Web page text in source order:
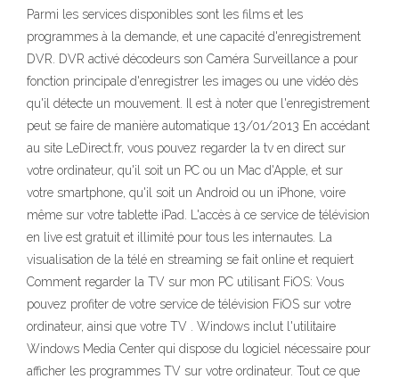
Parmi les services disponibles sont les films et les
programmes à la demande, et une capacité d'enregistrement
DVR. DVR activé décodeurs son Caméra Surveillance a pour
fonction principale d'enregistrer les images ou une vidéo dès
qu'il détecte un mouvement. Il est à noter que l'enregistrement
peut se faire de manière automatique 13/01/2013 En accédant
au site LeDirect.fr, vous pouvez regarder la tv en direct sur
votre ordinateur, qu'il soit un PC ou un Mac d'Apple, et sur
votre smartphone, qu'il soit un Android ou un iPhone, voire
même sur votre tablette iPad. L'accès à ce service de télévision
en live est gratuit et illimité pour tous les internautes. La
visualisation de la télé en streaming se fait online et requiert
Comment regarder la TV sur mon PC utilisant FiOS: Vous
pouvez profiter de votre service de télévision FiOS sur votre
ordinateur, ainsi que votre TV . Windows inclut l'utilitaire
Windows Media Center qui dispose du logiciel nécessaire pour
afficher les programmes TV sur votre ordinateur. Tout ce que